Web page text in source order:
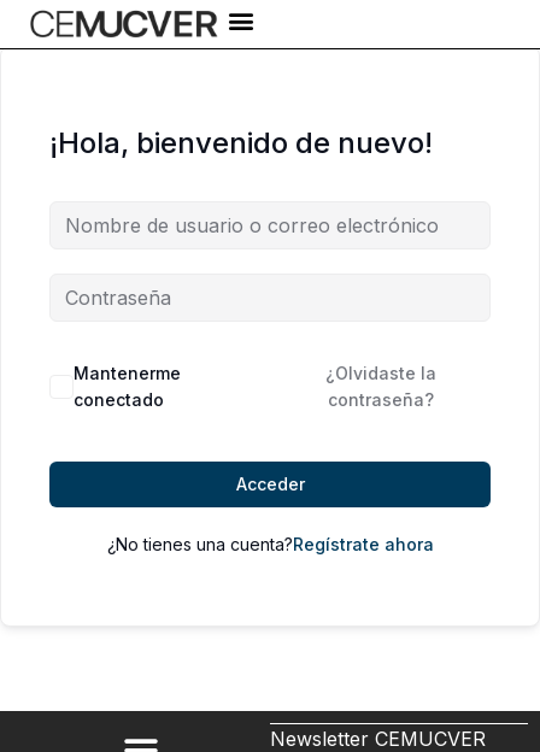
al
¡Hola, bienvenido de nuevo!
Alternative:
Mantenerme
conectado
¿Olvidaste la
contraseña?
Acceder
¿No tienes una cuenta?Regístrate ahora
Newsletter CEMUCVER